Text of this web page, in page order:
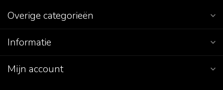
Overige categorieën
Informatie
Mijn account